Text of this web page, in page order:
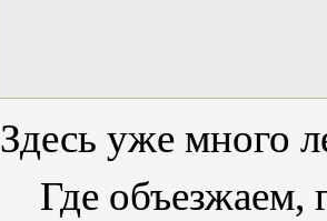
Здесь уже много
Где объезжаем,